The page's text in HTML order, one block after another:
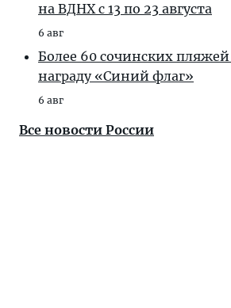
на ВДНХ с 13 по 23 августа
6 авг
Более 60 сочинских
награду «Синий флаг»
6 авг
Все новости России